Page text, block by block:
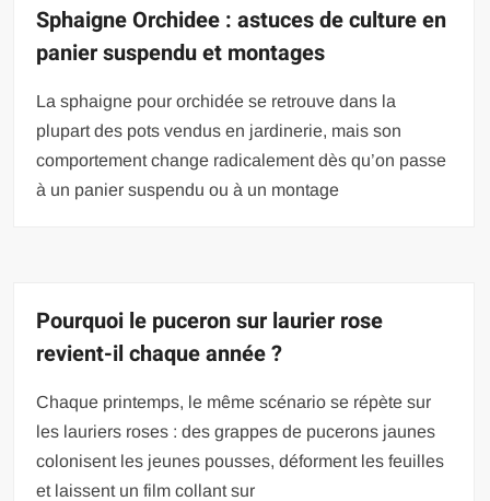
Sphaigne Orchidee : astuces de culture en
panier suspendu et montages
La sphaigne pour orchidée se retrouve dans la
plupart des pots vendus en jardinerie, mais son
comportement change radicalement dès qu’on passe
à un panier suspendu ou à un montage
Pourquoi le puceron sur laurier rose
revient-il chaque année ?
Chaque printemps, le même scénario se répète sur
les lauriers roses : des grappes de pucerons jaunes
colonisent les jeunes pousses, déforment les feuilles
et laissent un film collant sur